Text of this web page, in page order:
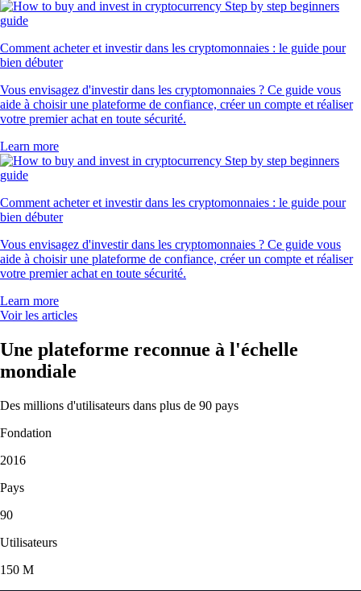
Comment acheter et investir dans les cryptomonnaies : le guide pour
bien débuter
Vous envisagez d'investir dans les cryptomonnaies ? Ce guide vous
aide à choisir une plateforme de confiance, créer un compte et réaliser
votre premier achat en toute sécurité.
Learn more
Comment acheter et investir dans les cryptomonnaies : le guide pour
bien débuter
Vous envisagez d'investir dans les cryptomonnaies ? Ce guide vous
aide à choisir une plateforme de confiance, créer un compte et réaliser
votre premier achat en toute sécurité.
Learn more
Voir les articles
Une plateforme reconnue à l'échelle
mondiale
Des millions d'utilisateurs dans plus de 90 pays
Fondation
2016
Pays
90
Utilisateurs
150 M